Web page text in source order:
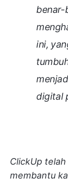
benar-
ini,
digital
ClickUp
membantu